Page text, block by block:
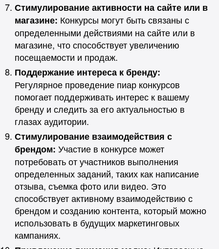
Стимулирование активности на сайте или в
магазине: Конкурсы могут быть связаны с
определенными действиями на сайте или в
магазине, что способствует увеличению
посещаемости и продаж.
Поддержание интереса к бренду:
Регулярное проведение пиар конкурсов
помогает поддерживать интерес к вашему
бренду и следить за его актуальностью в
глазах аудитории.
Стимулирование взаимодействия с
брендом: Участие в конкурсе может
потребовать от участников выполнения
определенных заданий, таких как написание
отзыва, съемка фото или видео. Это
способствует активному взаимодействию с
брендом и созданию контента, который можно
использовать в будущих маркетинговых
кампаниях.